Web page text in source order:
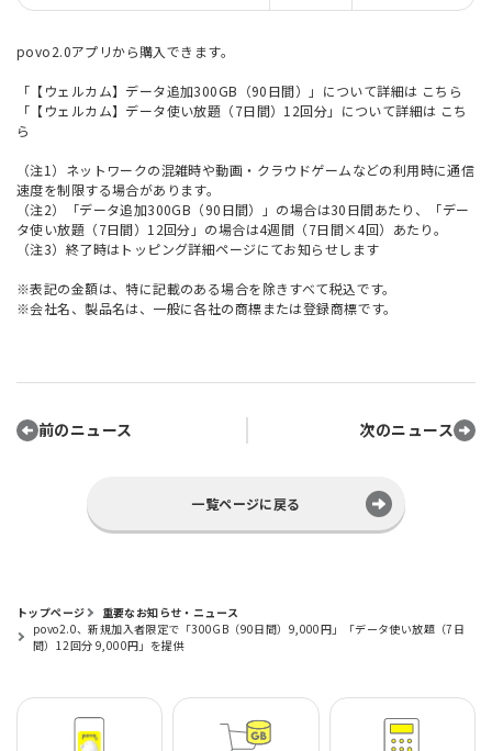
povo2.0アプリから購入できます。
「【ウェルカム】データ追加300GB（90日間）」について詳細は こちら
「【ウェルカム】データ使い放題（7日間）12回分」について詳細は こち
ら
（注1）ネットワークの混雑時や動画・クラウドゲームなどの利用時に通信
速度を制限する場合があります。
（注2）「データ追加300GB（90日間）」の場合は30日間あたり、「デー
タ使い放題（7日間）12回分」の場合は4週間（7日間×4回）あたり。
（注3）終了時はトッピング詳細ページにてお知らせします
※表記の金額は、特に記載のある場合を除きすべて税込です。
※会社名、製品名は、一般に各社の商標または登録商標です。
前のニュース 次のニュース
一覧ページに戻る
トップページ
重要なお知らせ・ニュース
povo2.0、新規加入者限定で「300GB（90日間）9,000円」「データ使い放題（7日
間）12回分 9,000円」を提供